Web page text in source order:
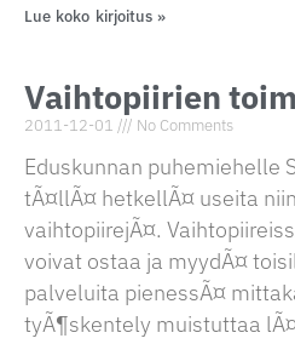
Lue koko kirjoitus »
Vaihtopiirien
2011-12-01 No Comments
Eduskunnan puhemiehelle
tÃ¤llÃ¤ hetkellÃ¤ useita
vaihtopiirejÃ¤.
voivat ostaa ja myydÃ¤
palveluita pienessÃ¤
tyÃ¶skentely muistuttaa